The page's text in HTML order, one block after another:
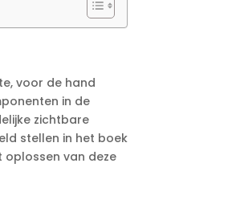
voor de hand
in de
zichtbare
stellen in het boek
van deze